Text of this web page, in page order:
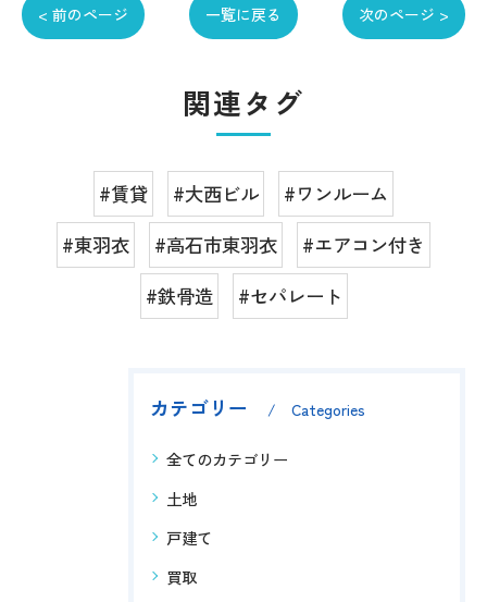
< 前のページ 一覧に戻る 次のページ >
関連タグ
#賃貸 #大西ビル
#ワンルーム
#東羽衣
#高石市東羽衣
#エアコン付き
#鉄骨造
#セパレート
カテゴリー Categories
全てのカテゴリー
土地
戸建て
買取